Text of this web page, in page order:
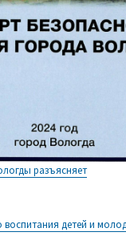
разъясняет
воспитания детей и